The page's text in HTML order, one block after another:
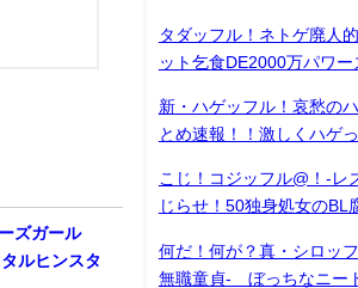
ズガール
ルヒンスタ
タダッフル！ネトゲ廃人
ット乞食DE2000万パワー
新・ハゲッフル！哀愁の
とめ速報！！激しくハゲ
こじ！コジッフル@！-レ
じらせ！50独身処女のBL
何だ！何が？真・シロ
無職童貞- ぼっちなニー